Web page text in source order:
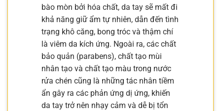
bào mòn bởi hóa chất, da tay sẽ mất đi
khả năng giữ ẩm tự nhiên, dẫn đến tình
trạng khô căng, bong tróc và thậm chí
là viêm da kích ứng. Ngoài ra, các chất
bảo quản (parabens), chất tạo mùi
nhân tạo và chất tạo màu trong nước
rửa chén cũng là những tác nhân tiềm
ẩn gây ra các phản ứng dị ứng, khiến
da tay trở nên nhạy cảm và dễ bị tổn